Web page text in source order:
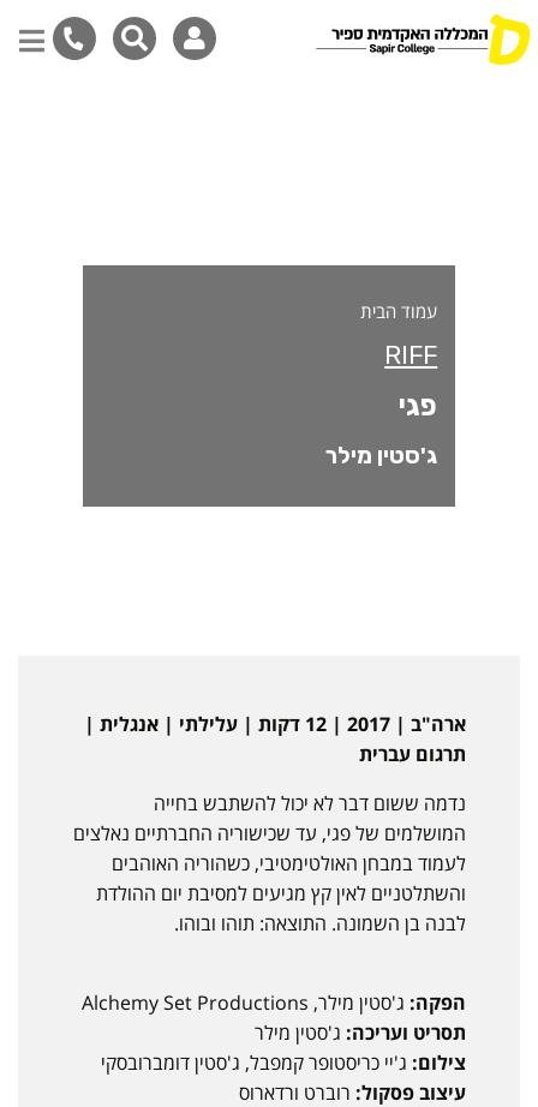
עמוד הבית
RIFF
פגי
ג'סטין מילר
ארה"ב | 2017 | 12 דקות | עלילתי | אנגלית |
תרגום עברית
נדמה ששום דבר לא יכול להשתבש בחייה
המושלמים של פגי, עד שכישוריה החברתיים נאלצים
לעמוד במבחן האולטימטיבי, כשהוריה האוהבים
והשתלטניים לאין קץ מגיעים למסיבת יום ההולדת
לבנה בן השמונה. התוצאה: תוהו ובוהו.
הפקה: ג'סטין מילר, Alchemy Set Productions
תסריט ועריכה: ג'סטין מילר
צילום: ג'יי כריסטופר קמפבל, ג'סטין דומברובסקי
עיצוב פסקול: רוברט ורדארוס